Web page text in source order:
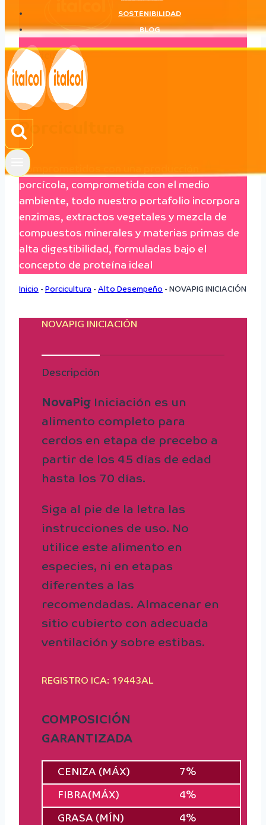
SOSTENIBILIDAD
BLOG
Porcicultura
LÍNEA
Porcicultura
Comprometidos con una producción
porcícola, comprometida con el medio
ambiente, todo nuestro portafolio incorpora
enzimas, extractos vegetales y mezcla de
compuestos minerales y materias primas de
alta digestibilidad, formuladas bajo el
concepto de proteína ideal
Inicio - Porcicultura - Alto Desempeño - NOVAPIG INICIACIÓN
NOVAPIG INICIACIÓN
Descripción
NovaPig Iniciación es un
alimento completo para
cerdos en etapa de precebo a
partir de los 45 días de edad
hasta los 70 días.
Siga al pie de la letra las
instrucciones de uso. No
utilice este alimento en
especies, ni en etapas
diferentes a las
recomendadas. Almacenar en
sitio cubierto con adecuada
ventilación y sobre estibas.
REGISTRO ICA: 19443AL
COMPOSICIÓN
GARANTIZADA
CENIZA (MÁX) 7%
FIBRA(MÁX) 4%
GRASA (MÍN) 4%